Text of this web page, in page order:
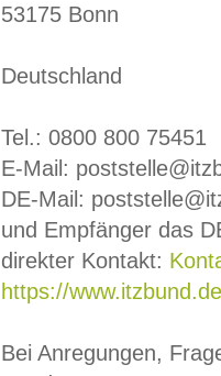
53175 Bonn
Deutschland
Tel.: 0800 800 75451
E-Mail:
DE-Mail:
und Empfänger das
direkter Kontakt:
https://
Bei Anregungen,